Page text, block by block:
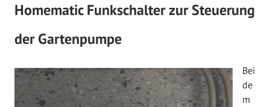
Homematic Funkschalter zur Steuerung
der Gartenpumpe
Bei
de
m